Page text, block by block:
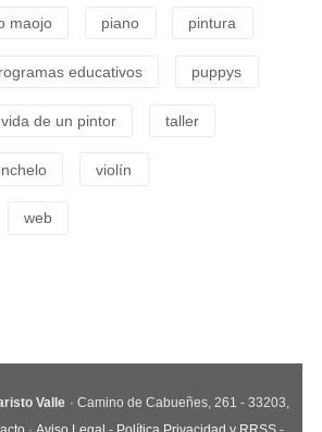
maojo piano pintura
educativos puppys
de un pintor taller
violín
web
Valle · Camino de Cabueñes, 261 - 33203,